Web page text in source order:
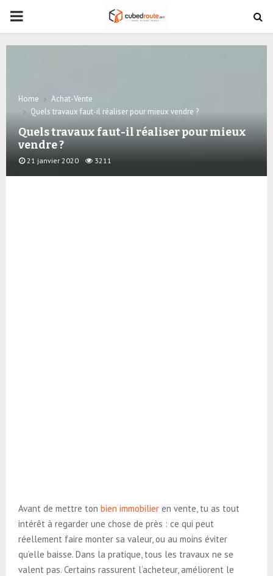
PRIMARY
MENU
Home
Achat-Vente
Quels travaux faut-il réaliser pour mieux vendre ?
Quels travaux faut-il réaliser pour mieux
vendre ?
21 janvier 2020 3211
Avant de mettre ton bien immobilier en vente, tu as tout
intérêt à regarder une chose de près : ce qui peut
réellement faire monter sa valeur, ou au moins éviter
qu’elle baisse. Dans la pratique, tous les travaux ne se
valent pas. Certains rassurent l’acheteur, améliorent le